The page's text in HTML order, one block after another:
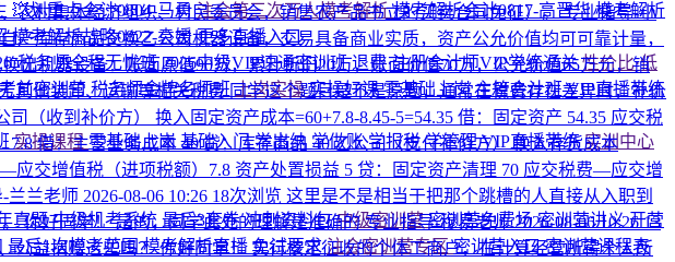
💥划重点会计0804-马勇注会第三次万人模考解析模考解析会计0817-高晋华模考解析
模考解析战略0822-袁媛更多直播入口
税务师全程无忧班2026中级VIP速通密训班退费·注册会计师VIP学练通关性价比·低
前密训营 税务师金牌名师班上岗实操实操好课零基础上岗主管会计班VIP直播带练
实操课程零基础上岗 基础入门学出纳 学做账学报税学管理VIP直播带练实训中心
真题中级机考系统 最后3套卷冲刺资料包中级密训营密训营免费场密训营讲义开营
最后1次模考范围模考解析直播 免试要求注会密训营专区密训营入口密训营课程表
农村集体经济组织、村民委员会，销售农产品书立的买卖合同免征）。专业指导-小
库存商品交换乙公司机器设备，交易具备商业实质，资产公允价值均可可靠计量，
出机器设备：账面原值90万，累计折旧20万，账面价值70万，公允价值65万元，销
其他装卸、运输等相关税费同学这个题目是不是原题，通常在税费存在差异时，补价
收到补价方） 换入固定资产成本=60+7.8-8.45-5=54.35 借：固定资产 54.35 应交税
借：主营业务成本 40 贷：库存商品 40 乙公司（支付补价方） 换入存货成本
应交增值税（进项税额）7.8 资产处置损益 5 贷：固定资产清理 70 应交税费—应交增
兰兰老师 2026-08-06 10:26 18次浏览 这里是不是相当于把那个跳槽的人直接从入职到
。你好同学！ 是的，同学此处的理解是准确的专业指导-穆易老师2026-08-06 10:2613
公益捐赠这些吗？你好同学！ 实行核定征收的个体工商户，在计算经营所得个人所